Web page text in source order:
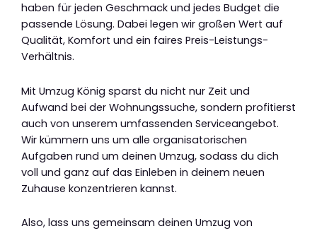
haben für jeden Geschmack und jedes Budget die
passende Lösung. Dabei legen wir großen Wert auf
Qualität, Komfort und ein faires Preis-Leistungs-
Verhältnis.
Mit Umzug König sparst du nicht nur Zeit und
Aufwand bei der Wohnungssuche, sondern profitierst
auch von unserem umfassenden Serviceangebot.
Wir kümmern uns um alle organisatorischen
Aufgaben rund um deinen Umzug, sodass du dich
voll und ganz auf das Einleben in deinem neuen
Zuhause konzentrieren kannst.
Also, lass uns gemeinsam deinen Umzug von